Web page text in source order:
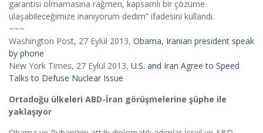
garantisi olmamasına rağmen, kapsamlı bir çözüme
ulaşabileceğimize inanıyorum dedim” ifadesini kullandı.
~~~
Washington Post, 27 Eylül 2013, Obama, Iranian president speak
by phone
New York Times, 27 Eylül 2013, U.S. and Iran Agree to Speed
Talks to Defuse Nuclear Issue
Ortadoğu ülkeleri ABD-İran görüşmelerine şüphe ile
yaklaşıyor